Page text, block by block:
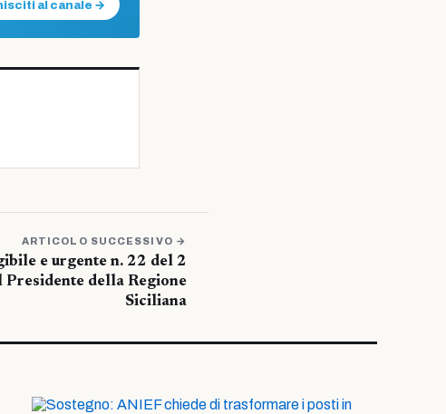
al canale →
ARTICOLO SUCCESSIVO →
e urgente n. 22 del 2
della Regione
Siciliana